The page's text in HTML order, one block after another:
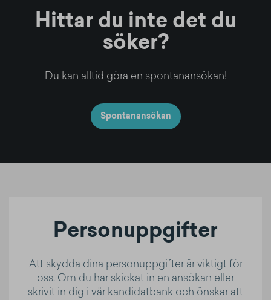
Hittar du inte det du
söker?
Du kan alltid göra en spontanansökan!
Spontanansökan
Personuppgifter
Att skydda dina personuppgifter är viktigt för
oss. Om du har skickat in en ansökan eller
skrivit in dig i vår kandidatbank och önskar att